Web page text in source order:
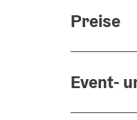
Preise
Event-